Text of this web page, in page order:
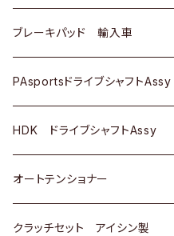
三菱
スバル
ＢＥＮＺ
三菱
スバル
マツダ
三菱
スバル
ダイハツ
マツダ
三菱
スバル
日産
ダイハツ
マツダ
三菱
スバル
日産
ダイハツ
マツダ
三菱
スバル
ホンダ
スズキ
日産
いすゞ
ダイハツ
ＡＵＤＩ
ＢＥＮＺ
ＢＭＷ
GOLF
ＷＡＧＥＮ
ブレーキパッド 輸入車
ＢＥＮＺ
ＢＭＷ
ＷＡＧＥＮ
ＶＯＬＶＯ
PAsportsドライブシャフトAssy
トヨタ
ホンダ
スズキ
HDK ドライブシャフトAssy
スズキ
ダイハツ
オートテンショナー
トヨタ
クラッチセット アイシン製